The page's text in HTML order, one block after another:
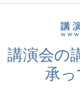
講演会の
承